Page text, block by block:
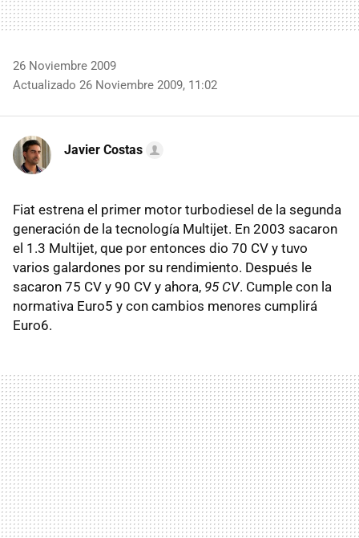
26 Noviembre 2009
Actualizado 26 Noviembre 2009, 11:02
Javier Costas
Fiat estrena el primer motor turbodiesel de la segunda
generación de la tecnología Multijet. En 2003 sacaron
el 1.3 Multijet, que por entonces dio 70 CV y tuvo
varios galardones por su rendimiento. Después le
sacaron 75 CV y 90 CV y ahora, 95 CV. Cumple con la
normativa Euro5 y con cambios menores cumplirá
Euro6.